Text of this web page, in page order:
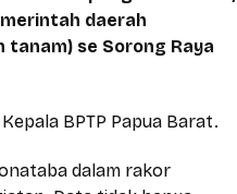
daerah
tanam) se Sorong Raya
BPTP Papua Barat.
dalam rakor